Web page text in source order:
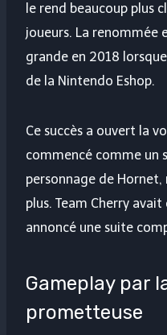
le rend beaucoup plus
joueurs. La renommée
grande en 2018
de la Nintendo Eshop.
Ce succès a ouvert la
commencé comme un
personnage de
plus. Team Cherry
annoncé une suite
Gameplay par
prometteuse